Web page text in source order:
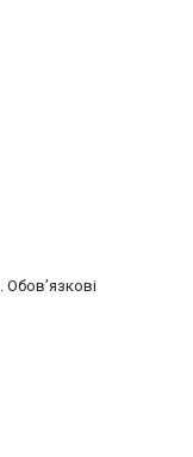
Обов’язкові